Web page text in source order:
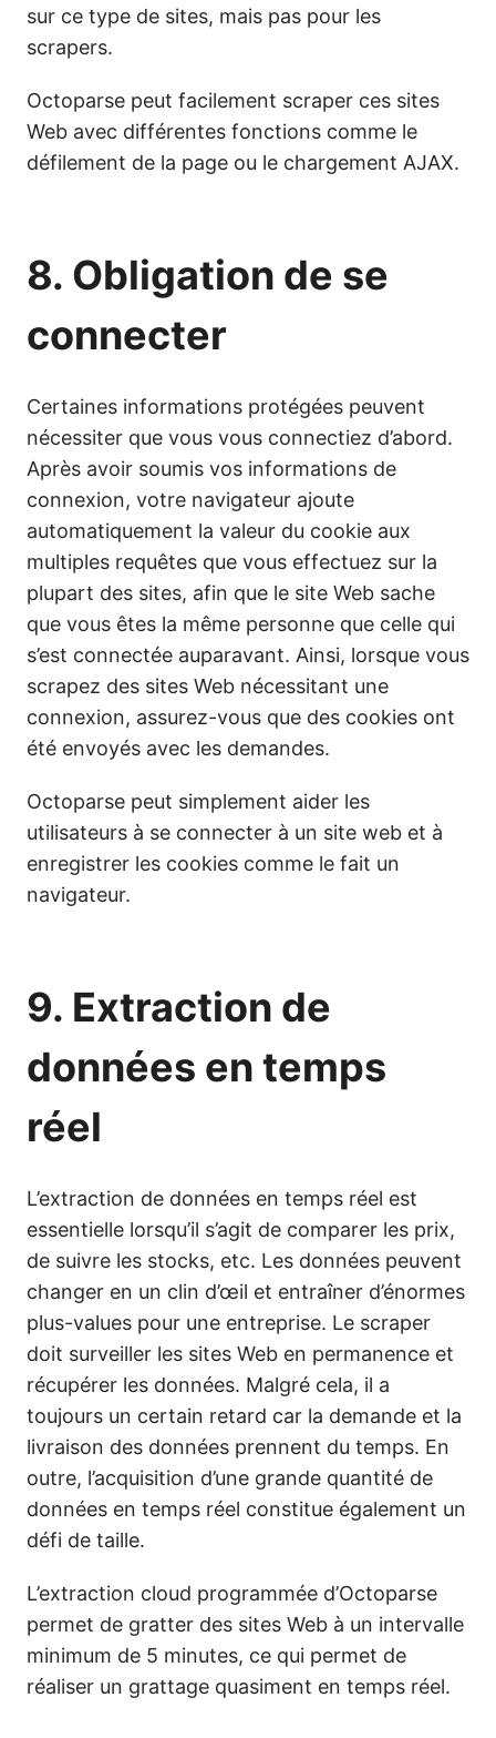
sur ce type de sites, mais pas pour les
scrapers.
Octoparse peut facilement scraper ces sites
Web avec différentes fonctions comme le
défilement de la page ou le chargement AJAX.
8. Obligation de se
connecter
Certaines informations protégées peuvent
nécessiter que vous vous connectiez d’abord.
Après avoir soumis vos informations de
connexion, votre navigateur ajoute
automatiquement la valeur du cookie aux
multiples requêtes que vous effectuez sur la
plupart des sites, afin que le site Web sache
que vous êtes la même personne que celle qui
s’est connectée auparavant. Ainsi, lorsque vous
scrapez des sites Web nécessitant une
connexion, assurez-vous que des cookies ont
été envoyés avec les demandes.
Octoparse peut simplement aider les
utilisateurs à se connecter à un site web et à
enregistrer les cookies comme le fait un
navigateur.
9. Extraction de
données en temps
réel
L’extraction de données en temps réel est
essentielle lorsqu’il s’agit de comparer les prix,
de suivre les stocks, etc. Les données peuvent
changer en un clin d’œil et entraîner d’énormes
plus-values pour une entreprise. Le scraper
doit surveiller les sites Web en permanence et
récupérer les données. Malgré cela, il a
toujours un certain retard car la demande et la
livraison des données prennent du temps. En
outre, l’acquisition d’une grande quantité de
données en temps réel constitue également un
défi de taille.
L’extraction cloud programmée d’Octoparse
permet de gratter des sites Web à un intervalle
minimum de 5 minutes, ce qui permet de
réaliser un grattage quasiment en temps réel.